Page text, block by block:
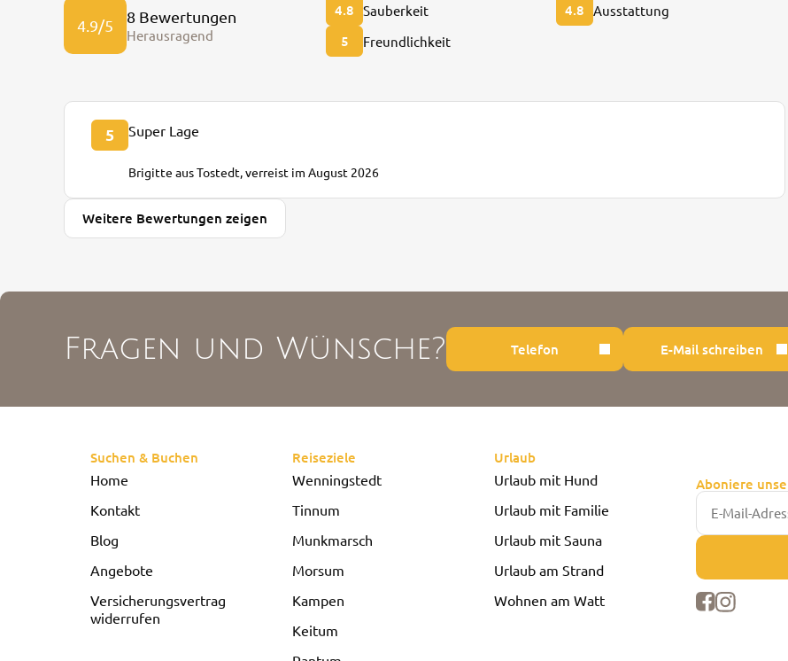
4.9/5 8 Bewertungen
Herausragend
4.8 Sauberkeit 4.8 Ausstattung
5 Freundlichkeit
5 Super Lage
Brigitte aus Tostedt, verreist im August 2026
Weitere Bewertungen zeigen
Fragen und Wünsche? Telefon E-Mail schreiben
Suchen & Buchen
Home
Kontakt
Blog
Angebote
Versicherungsvertrag
widerrufen
Reiseziele
Wenningstedt
Tinnum
Munkmarsch
Morsum
Kampen
Keitum
Urlaub
Urlaub mit Hund
Urlaub mit Familie
Urlaub mit Sauna
Urlaub am Strand
Wohnen am Watt
Aboniere